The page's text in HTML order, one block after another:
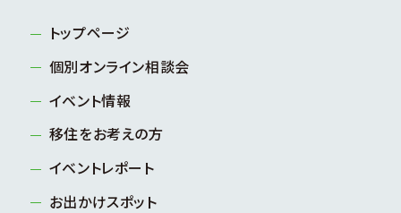
トップページ
個別オンライン相談会
イベント情報
移住をお考えの方
イベントレポート
お出かけスポット